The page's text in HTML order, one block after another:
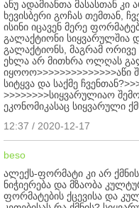
ანუ ადამიანთა მასასთან კი
ხევისბერი გოჩას თემთან,
ისინი იცავენ მერე
გალაქტიონი სიყვარულშია
გალაქტიონს, მაგრამ ორივე
ეხლა არ მითხრა ოლღას
სიტყვა და საქმე
>>>>>>>>სიყვარულიაო
ეკონომიკასაც სიყვარული
12:37 / 2020-12-17
beso
ალექს-ფორმატი კი არ
ნიჭიერება და მზაობა
ფორმატების ქცევისა და